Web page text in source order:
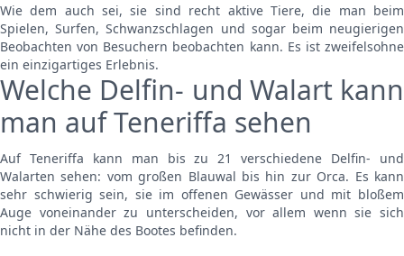
Wie dem auch sei, sie sind recht aktive Tiere, die man beim
Spielen, Surfen, Schwanzschlagen und sogar beim neugierigen
Beobachten von Besuchern beobachten kann. Es ist zweifelsohne
ein einzigartiges Erlebnis.
Welche Delfin- und Walart kann
man auf Teneriffa sehen
Auf Teneriffa kann man bis zu 21 verschiedene Delfin- und
Walarten sehen: vom großen Blauwal bis hin zur Orca. Es kann
sehr schwierig sein, sie im offenen Gewässer und mit bloßem
Auge voneinander zu unterscheiden, vor allem wenn sie sich
nicht in der Nähe des Bootes befinden.